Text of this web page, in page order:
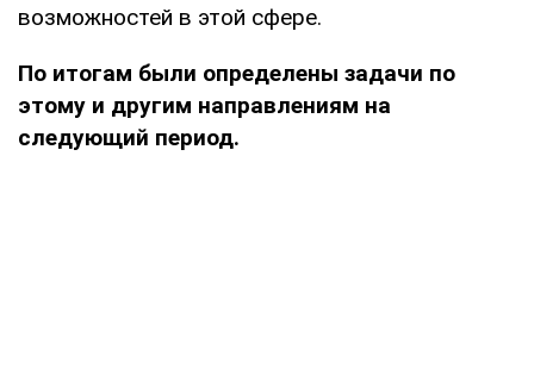
возможностей в этой сфере.
По итогам были определены задачи по
этому и другим направлениям на
следующий период.